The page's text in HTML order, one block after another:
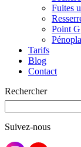
Fuites
Point G
Tarifs
Blog
Contact
Rechercher
Suivez-nous